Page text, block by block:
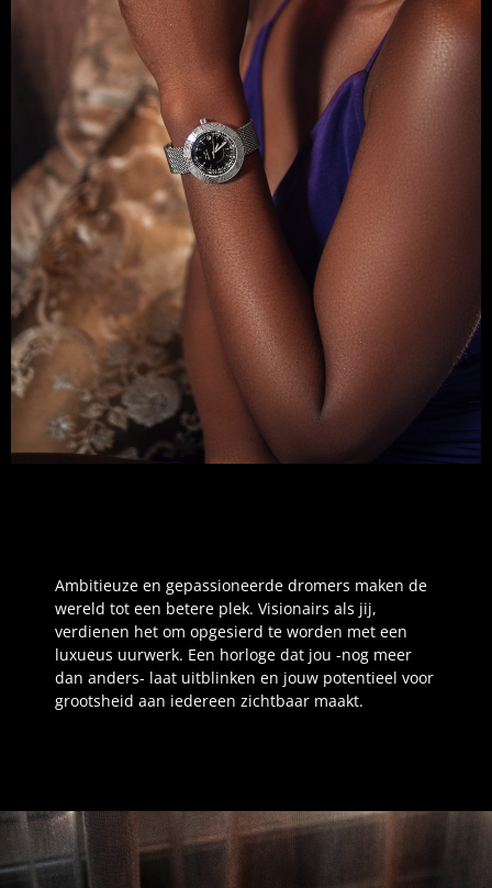
Ambitieuze en gepassioneerde dromers maken de
wereld tot een betere plek. Visionairs als jij,
verdienen het om opgesierd te worden met een
luxueus uurwerk. Een horloge dat jou -nog meer
dan anders- laat uitblinken en jouw potentieel voor
grootsheid aan iedereen zichtbaar maakt.